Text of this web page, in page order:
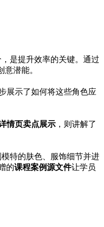
是提升效率的关键。通过
潜能。
展示了如何将这些角色应
情页卖点展示 ，则讲解了
特的肤色、服饰细节并进
的课程案例源文件让学员